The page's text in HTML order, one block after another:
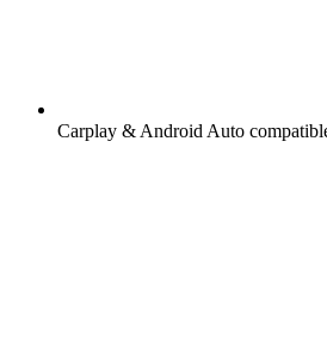
Carplay & Android Auto